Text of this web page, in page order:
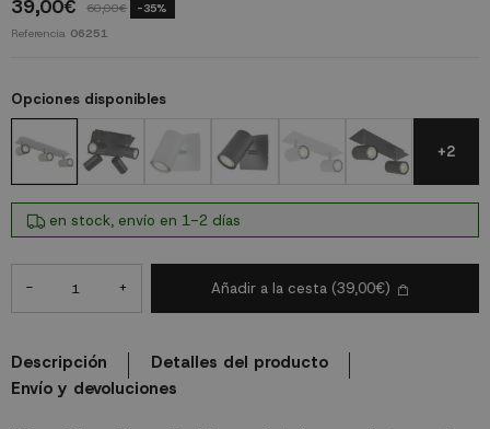
39,00€ 60,00€ -35%
Referencia 06251
Opciones disponibles
+2
en stock, envío en 1-2 días
- + Añadir a la cesta (39,00€)
Descripción
Detalles del producto
Envío y devoluciones